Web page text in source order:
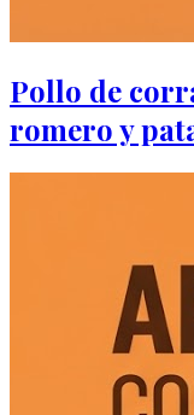
Pollo de
romero y